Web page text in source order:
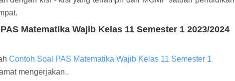
Matematika Wajib Kelas 11 Semester 1 2023/2024
Contoh Soal PAS Matematika Wajib Kelas 11 Semester 1
mengerjakan..